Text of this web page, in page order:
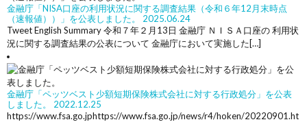
金融庁「NISA口座の利用状況に関する調査結果（令和６年12月末時点
（速報値））」を公表しました。
2025.06.24
Tweet English Summary 令和７年２月13日 金融庁 ＮＩＳＡ口座の 利用状
況に関する調査結果の公表について 金融庁において実施した[…]
金融庁「ペッツベスト少額短期保険株式会社に対する行政処分」を公表
しました。
2022.12.25
https://www.fsa.go.jphttps://www.fsa.go.jp/news/r4/hoken/20220901.ht